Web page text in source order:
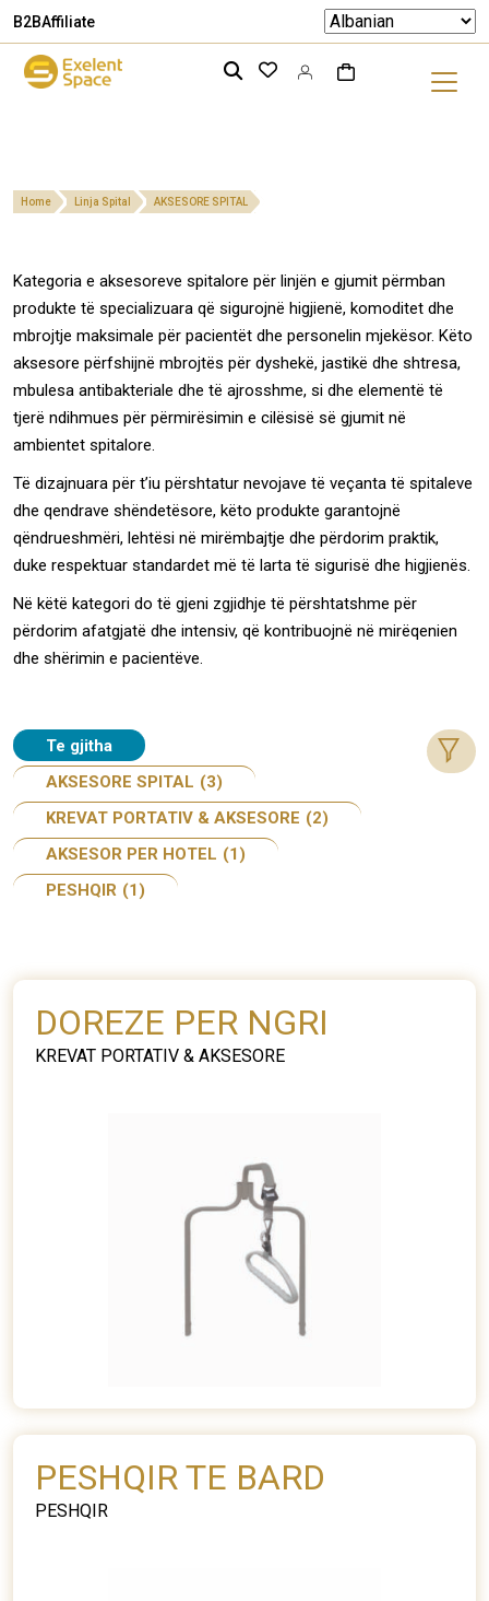
B2BAffiliate
Home Linja Spital AKSESORE SPITAL
Kategoria e aksesoreve spitalore për linjën e gjumit përmban
produkte të specializuara që sigurojnë higjienë, komoditet dhe
mbrojtje maksimale për pacientët dhe personelin mjekësor. Këto
aksesore përfshijnë mbrojtës për dyshekë, jastikë dhe shtresa,
mbulesa antibakteriale dhe të ajrosshme, si dhe elementë të
tjerë ndihmues për përmirësimin e cilësisë së gjumit në
ambientet spitalore.
Të dizajnuara për t’iu përshtatur nevojave të veçanta të spitaleve
dhe qendrave shëndetësore, këto produkte garantojnë
qëndrueshmëri, lehtësi në mirëmbajtje dhe përdorim praktik,
duke respektuar standardet më të larta të sigurisë dhe higjienës.
Në këtë kategori do të gjeni zgjidhje të përshtatshme për
përdorim afatgjatë dhe intensiv, që kontribuojnë në mirëqenien
dhe shërimin e pacientëve.
Te gjitha
AKSESORE SPITAL (3)
KREVAT PORTATIV & AKSESORE (2)
AKSESOR PER HOTEL (1)
PESHQIR (1)
DOREZE PER NGRI
KREVAT PORTATIV & AKSESORE
PESHQIR TE BARD
PESHQIR